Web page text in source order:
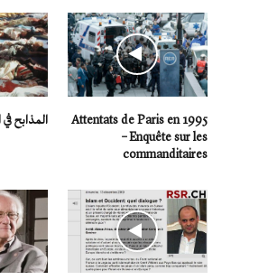
Attentats de Paris en 1995
– Enquête sur les
commanditaires
المذابح في